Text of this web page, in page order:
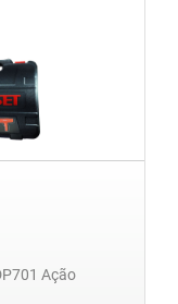
Ação